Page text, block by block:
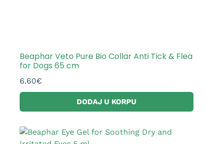
Beaphar Veto Pure Bio Collar Anti Tick & Flea
for Dogs 65 cm
6.60€
DODAJ U KORPU